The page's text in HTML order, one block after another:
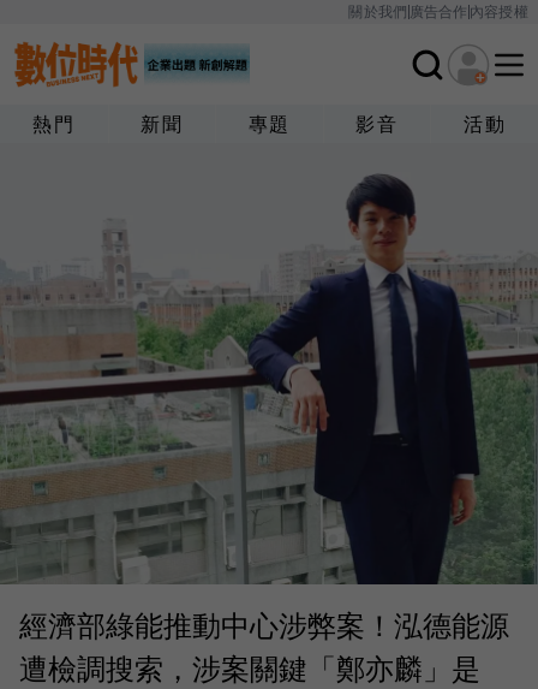
關於我們廣告合作內容授權
熱門 新聞 專題 影音 活動
經濟部綠能推動中心涉弊案！泓德能源
遭檢調搜索，涉案關鍵「鄭亦麟」是